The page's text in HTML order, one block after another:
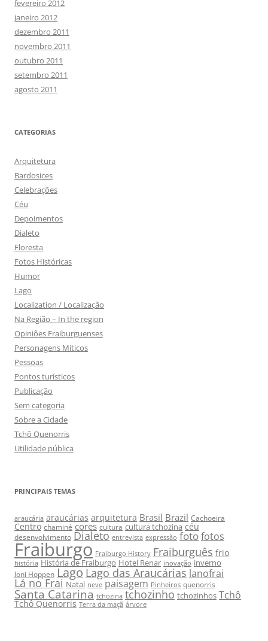
fevereiro 2012
janeiro 2012
dezembro 2011
novembro 2011
outubro 2011
setembro 2011
agosto 2011
CATEGORIAS
Arquitetura
Bardosices
Celebrações
Céu
Depoimentos
Dialeto
Floresta
Fotos Históricas
Humor
Lago
Localization / Localização
Na Região – In the region
Opiniões Fraiburguenses
Personagens Míticos
Pessoas
Pontos turísticos
Publicação
Sem categoria
Sobre a Cidade
Tchô Quenorris
Utilidade pública
PRINCIPAIS TEMAS
araucária araucárias arquitetura Brasil Brazil Cachoeira
Centro chaminé cores cultura cultura tchozina céu
desenvolvimento Dialeto entrevista expressão fotofotos
Fraiburgo Fraiburgo History Fraiburguês frio
história História de Fraiburgo Hotel Renar inovação inverno
Joni Hoppen Lago Lago das Araucárias lanofrai
Lá no Frai Natal neve paisagem Pinheiros quenorris
Santa Catarina tchozina tchozinho tchozinhos Tchô
Tchô Quenorris Terra da maçã árvore